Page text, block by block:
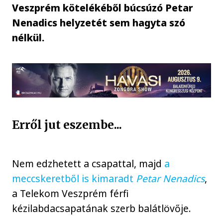
Veszprém kötelékéből búcsúzó Petar
Nenadics helyzetét sem hagyta szó
nélkül.
Erről jut eszembe...
Nem edzhetett a csapattal, majd a
meccskeretből is kimaradt Petar Nenadics,
a Telekom Veszprém férfi
kézilabdacsapatának szerb balátlövője.